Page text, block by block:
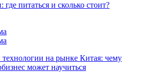
питаться и сколько стоит?
технологии на рынке Китая: чему
может научиться